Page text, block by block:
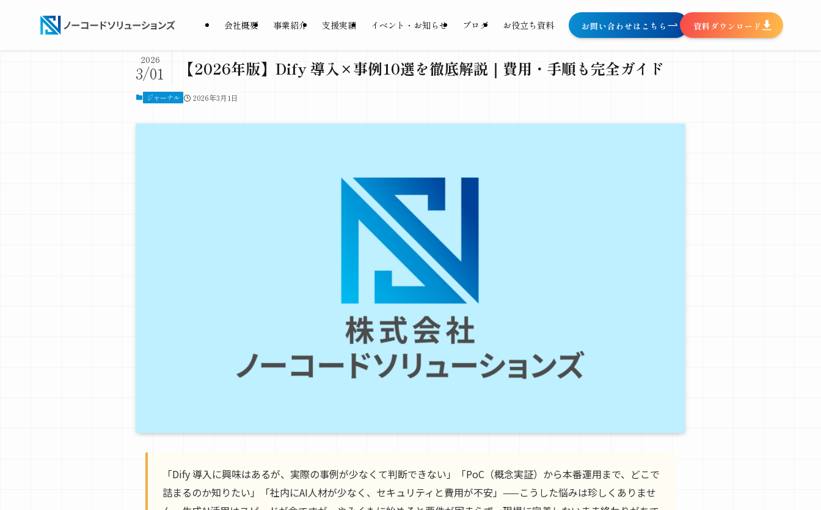
会社概要 事業紹介 支援実績 イベント・お知らせ ブログ お役立ち資料 お問い合わせはこちら 資料ダウンロード
【2026年版】Dify 導入×事例10選を徹底解説｜費用・手順も完全ガイド
2026
3/01
ジャーナル 2026年3月1日
「Dify 導入に興味はあるが、実際の事例が少なくて判断できない」「PoC（概念実証）から本番運用まで、どこで
詰まるのか知りたい」「社内にAI人材が少なく、セキュリティと費用が不安」——こうした悩みは珍しくありませ